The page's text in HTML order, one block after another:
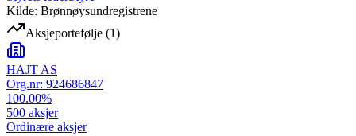
Kilde: Brønnøysundregistrene
Aksjeportefølje (1)
HAJT AS
Org.nr: 924686847
100.00%
500 aksjer
Ordinære aksjer